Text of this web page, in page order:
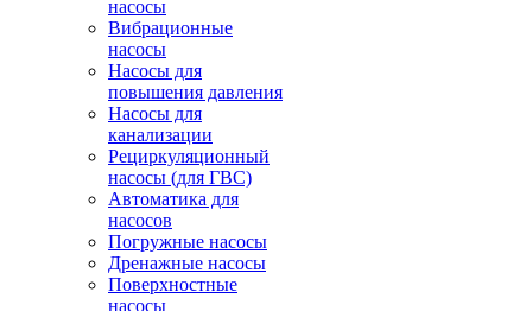
насосы
Вибрационные
насосы
Насосы для
повышения давления
Насосы для
канализации
Рециркуляционный
насосы (для ГВС)
Автоматика для
насосов
Погружные насосы
Дренажные насосы
Поверхностные
насосы